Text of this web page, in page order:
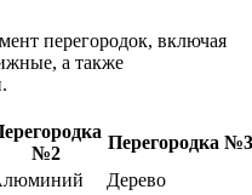
перегородок, включая
а также
№2
Перегородка №3
Дерево